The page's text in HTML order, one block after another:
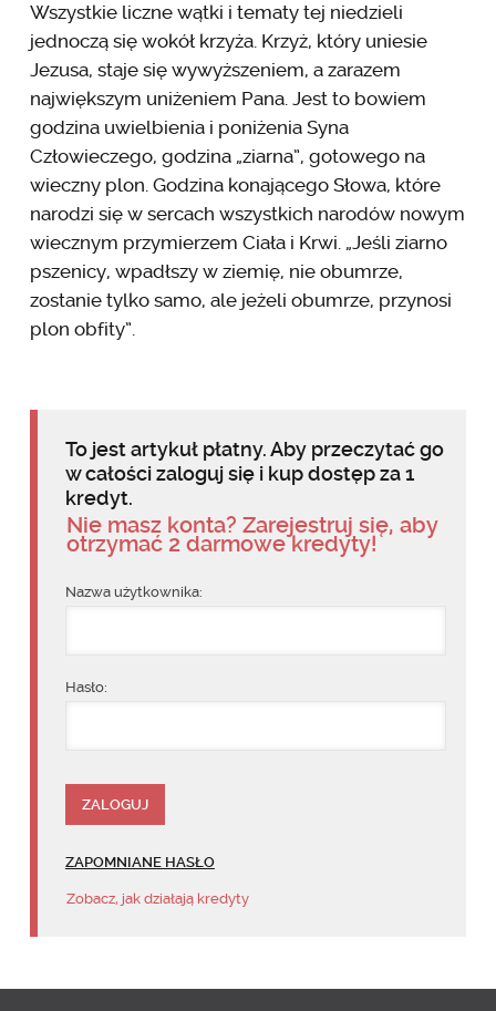
Wszystkie liczne wątki i tematy tej niedzieli
jednoczą się wokół krzyża. Krzyż, który uniesie
Jezusa, staje się wywyższeniem, a zarazem
największym uniżeniem Pana. Jest to bowiem
godzina uwielbienia i poniżenia Syna
Człowieczego, godzina „ziarna”, gotowego na
wieczny plon. Godzina konającego Słowa, które
narodzi się w sercach wszystkich narodów nowym
wiecznym przymierzem Ciała i Krwi. „Jeśli ziarno
pszenicy, wpadłszy w ziemię, nie obumrze,
zostanie tylko samo, ale jeżeli obumrze, przynosi
plon obfity”.
To jest artykuł płatny. Aby przeczytać go
w całości zaloguj się i kup dostęp za 1
kredyt.
Nie masz konta? Zarejestruj się, aby
otrzymać 2 darmowe kredyty!
Nazwa użytkownika:
Hasło:
ZAPOMNIANE HASŁO
Zobacz, jak działają kredyty